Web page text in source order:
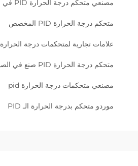
مصنعي متحكم درجة الحرارة PID في الصين
متحكم درجة الحرارة PID المخصص
علامات تجارية لمتحكمات درجة الحرارة pid
متحكم درجة الحرارة PID صنع في الصين
مصنعي متحكمات درجة الحرارة pid
موردو متحكم بدرجة الحرارة الـ PID